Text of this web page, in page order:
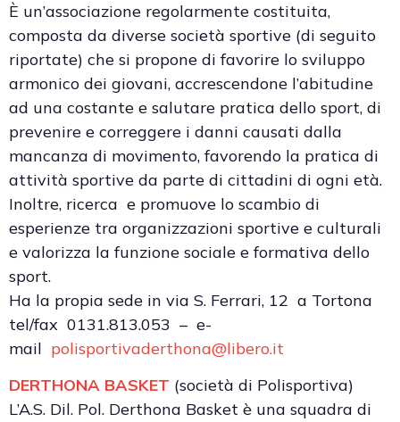
È un’associazione regolarmente costituita,
composta da diverse società sportive (di seguito
riportate) che si propone di favorire lo sviluppo
armonico dei giovani, accrescendone l’abitudine
ad una costante e salutare pratica dello sport, di
prevenire e correggere i danni causati dalla
mancanza di movimento, favorendo la pratica di
attività sportive da parte di cittadini di ogni età.
Inoltre, ricerca e promuove lo scambio di
esperienze tra organizzazioni sportive e culturali
e valorizza la funzione sociale e formativa dello
sport.
Ha la propia sede in via S. Ferrari, 12 a Tortona
tel/fax 0131.813.053 – e-
mail polisportivaderthona@libero.it
DERTHONA BASKET (società di Polisportiva)
L’A.S. Dil. Pol. Derthona Basket è una squadra di